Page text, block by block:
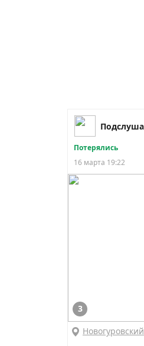
Потерялись
16 марта 19:22
3
Новогуровский